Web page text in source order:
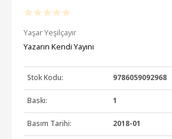
Yaşar Yeşilçayır
Yazarın Kendi Yayını
Stok Kodu: 9786059092968
Baskı: 1
Basım Tarihi: 2018-01